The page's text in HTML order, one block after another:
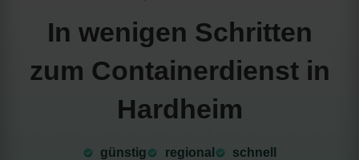
In wenigen Schritten
zum Containerdienst in
Hardheim
günstig ⁠regional
schnell